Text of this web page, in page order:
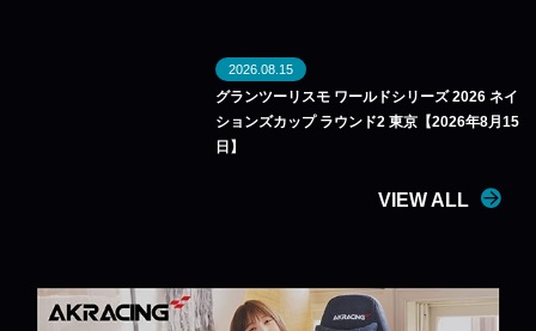
2026.08.15
グランツーリスモ ワールドシリーズ 2026 ネイ
ションズカップ ラウンド2 東京【2026年8月15
日】
VIEW ALL